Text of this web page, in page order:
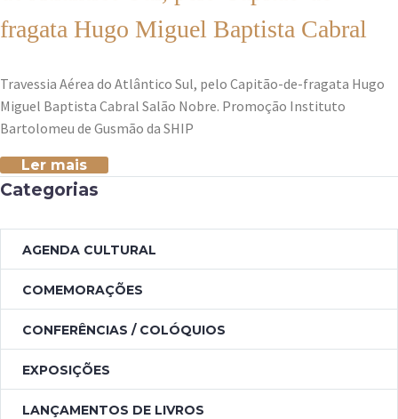
fragata Hugo Miguel Baptista Cabral
Travessia Aérea do Atlântico Sul, pelo Capitão-de-fragata Hugo
Miguel Baptista Cabral Salão Nobre. Promoção Instituto
Bartolomeu de Gusmão da SHIP
Ler mais
Categorias
AGENDA CULTURAL
COMEMORAÇÕES
CONFERÊNCIAS / COLÓQUIOS
EXPOSIÇÕES
LANÇAMENTOS DE LIVROS